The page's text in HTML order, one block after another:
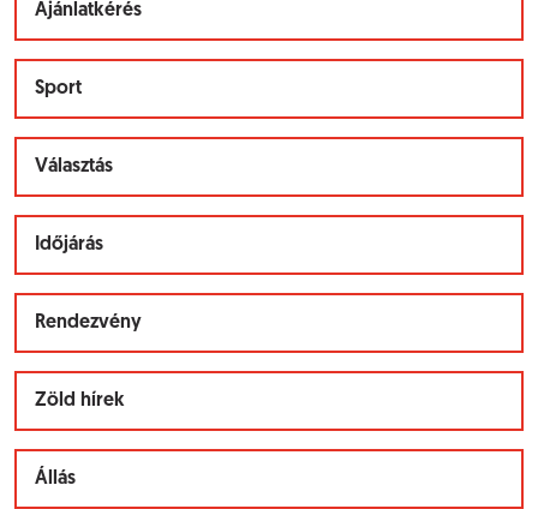
Ajánlatkérés
Sport
Választás
Időjárás
Rendezvény
Zöld hírek
Állás